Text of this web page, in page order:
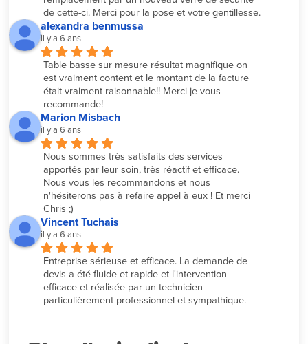
de cette-ci. Merci pour la pose et votre gentillesse.
alexandra benmussa
il y a 6 ans
Table basse sur mesure résultat magnifique on
est vraiment content et le montant de la facture
était vraiment raisonnable!! Merci je vous
recommande!
Marion Misbach
il y a 6 ans
Nous sommes très satisfaits des services
apportés par leur soin, très réactif et efficace.
Nous vous les recommandons et nous
n'hésiterons pas à refaire appel à eux ! Et merci
Chris ;)
Vincent Tuchais
il y a 6 ans
Entreprise sérieuse et efficace. La demande de
devis a été fluide et rapide et l'intervention
efficace et réalisée par un technicien
particulièrement professionnel et sympathique.